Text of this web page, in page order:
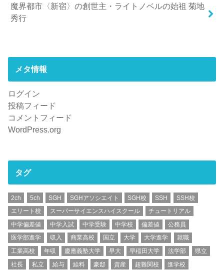
魔界都市〈新宿〉の創世主・ライトノベルの始祖 菊地
秀行
メタ情報
ログイン
投稿フィード
コメントフィード
WordPress.org
タグ
2ch 5ch SGH SGHアソシエイト SGH校 SSH
SSH校
エリート校
スーパーサイエンスハイスクール
チュートリアル
中学偏差値
中学入試 中学受験 中学校 偏差値
公務員
医学部進学
収入 商業高校 国立 大学 大学進学
就職
工業高校
年収 慶應義塾大学 早大 早稲田大学 法学部
県立
社長
私立 給与 給料 豪邸 資産 超難関校
進学校